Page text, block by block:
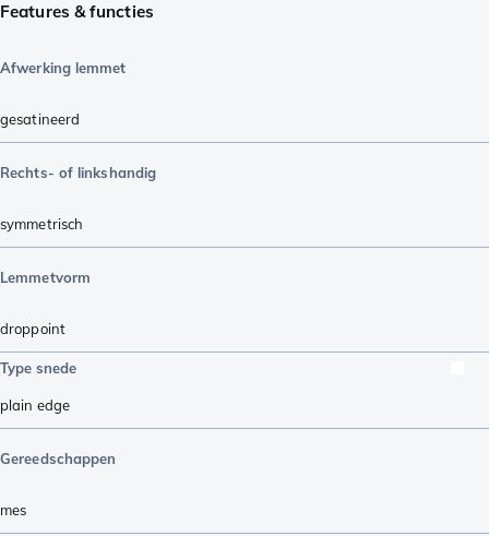
Features & functies
Afwerking lemmet
gesatineerd
Rechts- of linkshandig
symmetrisch
Lemmetvorm
droppoint
Type snede
plain edge
Gereedschappen
mes